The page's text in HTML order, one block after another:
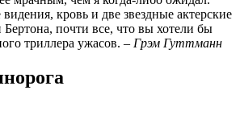
кровь и две звездные актерские
почти все, что вы хотели бы
триллера ужасов. – Грэм Гуттманн